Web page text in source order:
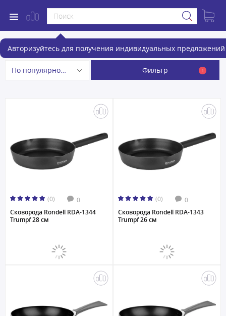
Авторизуйтесь для получения индивидуальных предложений
Сковороды и сотейники
По популярности Фильтр 1
(0) 0
Сковорода Rondell RDA-1344
Trumpf 28 см
(0) 0
Сковорода Rondell RDA-1343
Trumpf 26 см